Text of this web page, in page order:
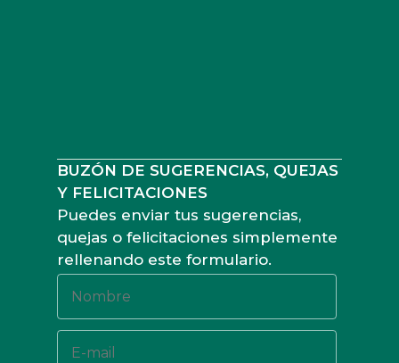
BUZÓN DE SUGERENCIAS, QUEJAS
Y FELICITACIONES
Puedes enviar tus sugerencias,
quejas o felicitaciones simplemente
rellenando este formulario.